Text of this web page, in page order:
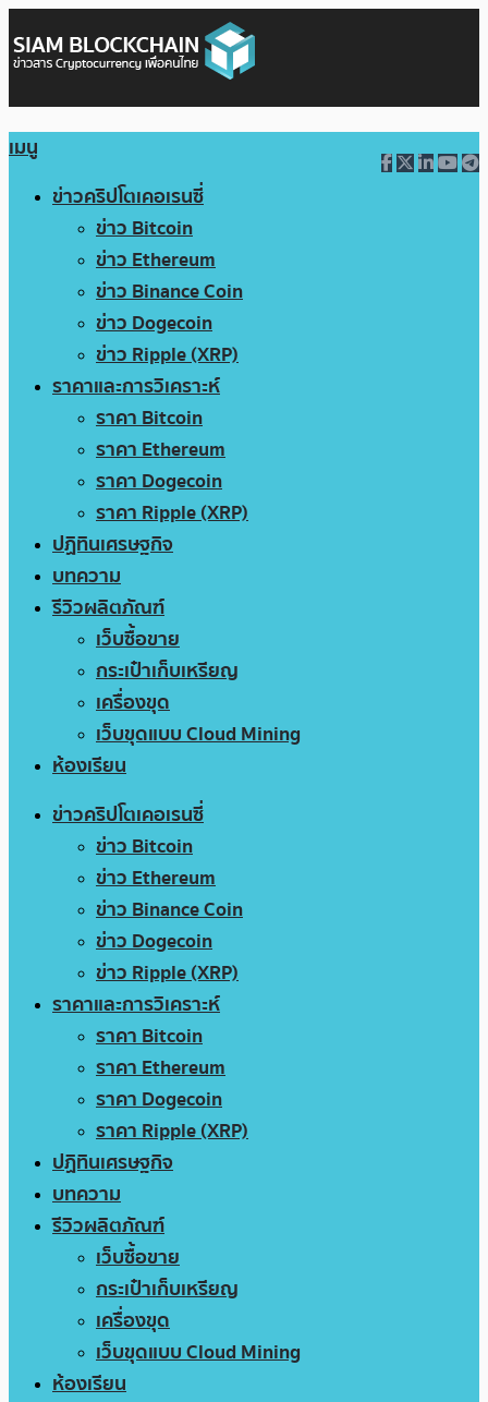
เมนู
ข่าวคริปโตเคอเรนซี่
ข่าว Bitcoin
ข่าว Ethereum
ข่าว Binance Coin
ข่าว Dogecoin
ข่าว Ripple (XRP)
ราคาและการวิเคราะห์
ราคา Bitcoin
ราคา Ethereum
ราคา Dogecoin
ราคา Ripple (XRP)
ปฏิทินเศรษฐกิจ
บทความ
รีวิวผลิตภัณฑ์
เว็บซื้อขาย
กระเป๋าเก็บเหรียญ
เครื่องขุด
เว็บขุดแบบ Cloud Mining
ห้องเรียน
ข่าวคริปโตเคอเรนซี่
ข่าว Bitcoin
ข่าว Ethereum
ข่าว Binance Coin
ข่าว Dogecoin
ข่าว Ripple (XRP)
ราคาและการวิเคราะห์
ราคา Bitcoin
ราคา Ethereum
ราคา Dogecoin
ราคา Ripple (XRP)
ปฏิทินเศรษฐกิจ
บทความ
รีวิวผลิตภัณฑ์
เว็บซื้อขาย
กระเป๋าเก็บเหรียญ
เครื่องขุด
เว็บขุดแบบ Cloud Mining
ห้องเรียน